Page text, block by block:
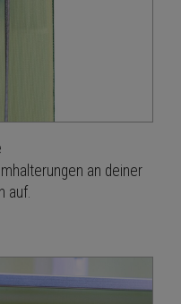
an deiner
auf.